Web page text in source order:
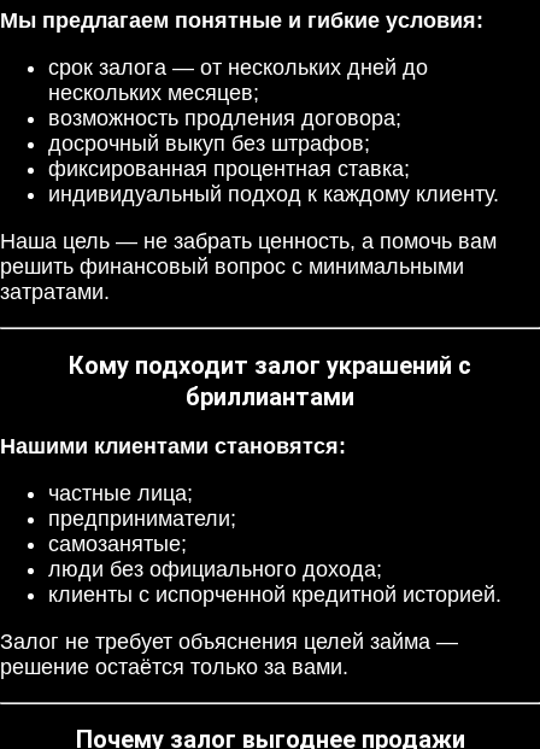
Мы предлагаем понятные и гибкие условия:
срок залога — от нескольких дней до
нескольких месяцев;
возможность продления договора;
досрочный выкуп без штрафов;
фиксированная процентная ставка;
индивидуальный подход к каждому клиенту.
Наша цель — не забрать ценность, а помочь вам
решить финансовый вопрос с минимальными
затратами.
Кому подходит залог украшений с
бриллиантами
Нашими клиентами становятся:
частные лица;
предприниматели;
самозанятые;
люди без официального дохода;
клиенты с испорченной кредитной историей.
Залог не требует объяснения целей займа —
решение остаётся только за вами.
Почему залог выгоднее продажи